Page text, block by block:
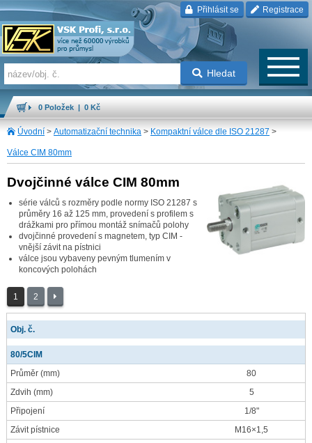
Přihlásit se Registrace
Hledat
0 Položek | 0 Kč
Úvodní > Automatizační technika > Kompaktní válce dle ISO 21287 >
Válce CIM 80mm
Dvojčinné válce CIM 80mm
série válců s rozměry podle normy ISO 21287 s
průměry 16 až 125 mm, provedení s profilem s
drážkami pro přímou montáž snímačů polohy
dvojčinné provedení s magnetem, typ CIM -
vnější závit na pístnici
válce jsou vybaveny pevným tlumením v
koncových polohách
1 2
Obj. č.
80/5CIM
Průměr (mm)
80
Zdvih (mm)
5
Připojení
1/8"
Závit pístnice
M16×1,5